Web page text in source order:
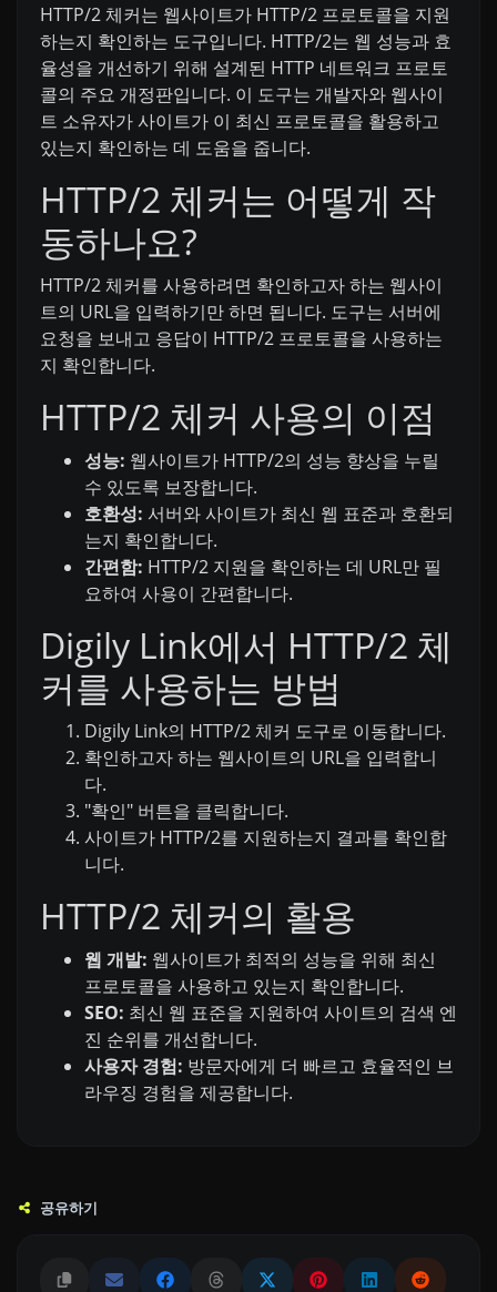
HTTP/2 체커는 웹사이트가 HTTP/2 프로토콜을 지원
하는지 확인하는 도구입니다. HTTP/2는 웹 성능과 효
율성을 개선하기 위해 설계된 HTTP 네트워크 프로토
콜의 주요 개정판입니다. 이 도구는 개발자와 웹사이
트 소유자가 사이트가 이 최신 프로토콜을 활용하고
있는지 확인하는 데 도움을 줍니다.
HTTP/2 체커는 어떻게 작
동하나요?
HTTP/2 체커를 사용하려면 확인하고자 하는 웹사이
트의 URL을 입력하기만 하면 됩니다. 도구는 서버에
요청을 보내고 응답이 HTTP/2 프로토콜을 사용하는
지 확인합니다.
HTTP/2 체커 사용의 이점
성능: 웹사이트가 HTTP/2의 성능 향상을 누릴
수 있도록 보장합니다.
호환성: 서버와 사이트가 최신 웹 표준과 호환되
는지 확인합니다.
간편함: HTTP/2 지원을 확인하는 데 URL만 필
요하여 사용이 간편합니다.
Digily Link에서 HTTP/2 체
커를 사용하는 방법
Digily Link의 HTTP/2 체커 도구로 이동합니다.
확인하고자 하는 웹사이트의 URL을 입력합니
다.
"확인" 버튼을 클릭합니다.
사이트가 HTTP/2를 지원하는지 결과를 확인합
니다.
HTTP/2 체커의 활용
웹 개발: 웹사이트가 최적의 성능을 위해 최신
프로토콜을 사용하고 있는지 확인합니다.
SEO: 최신 웹 표준을 지원하여 사이트의 검색 엔
진 순위를 개선합니다.
사용자 경험: 방문자에게 더 빠르고 효율적인 브
라우징 경험을 제공합니다.
공유하기